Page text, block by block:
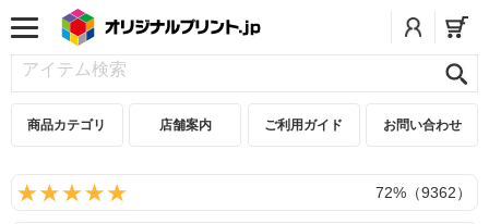
商品カテゴリ 店舗案内 ご利用ガイド お問い合わせ
72%（9362）